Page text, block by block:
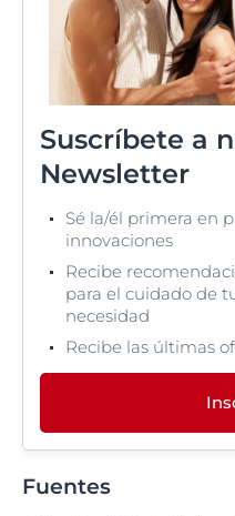
Suscríbete a
Newsletter
Sé la/él primera en
innovaciones
Recibe
para el cuidado de
necesidad
Recibe las últimas
Fuentes